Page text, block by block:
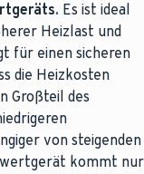
Es ist ideal
Heizlast und
für einen sicheren
die Heizkosten
Großteil des
von steigenden
kommt nur